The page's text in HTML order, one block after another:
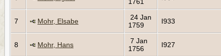
7 Mohr, Elsabe
24 Jan
1759
I933
8 Mohr, Hans
7 Jan
1756
I927